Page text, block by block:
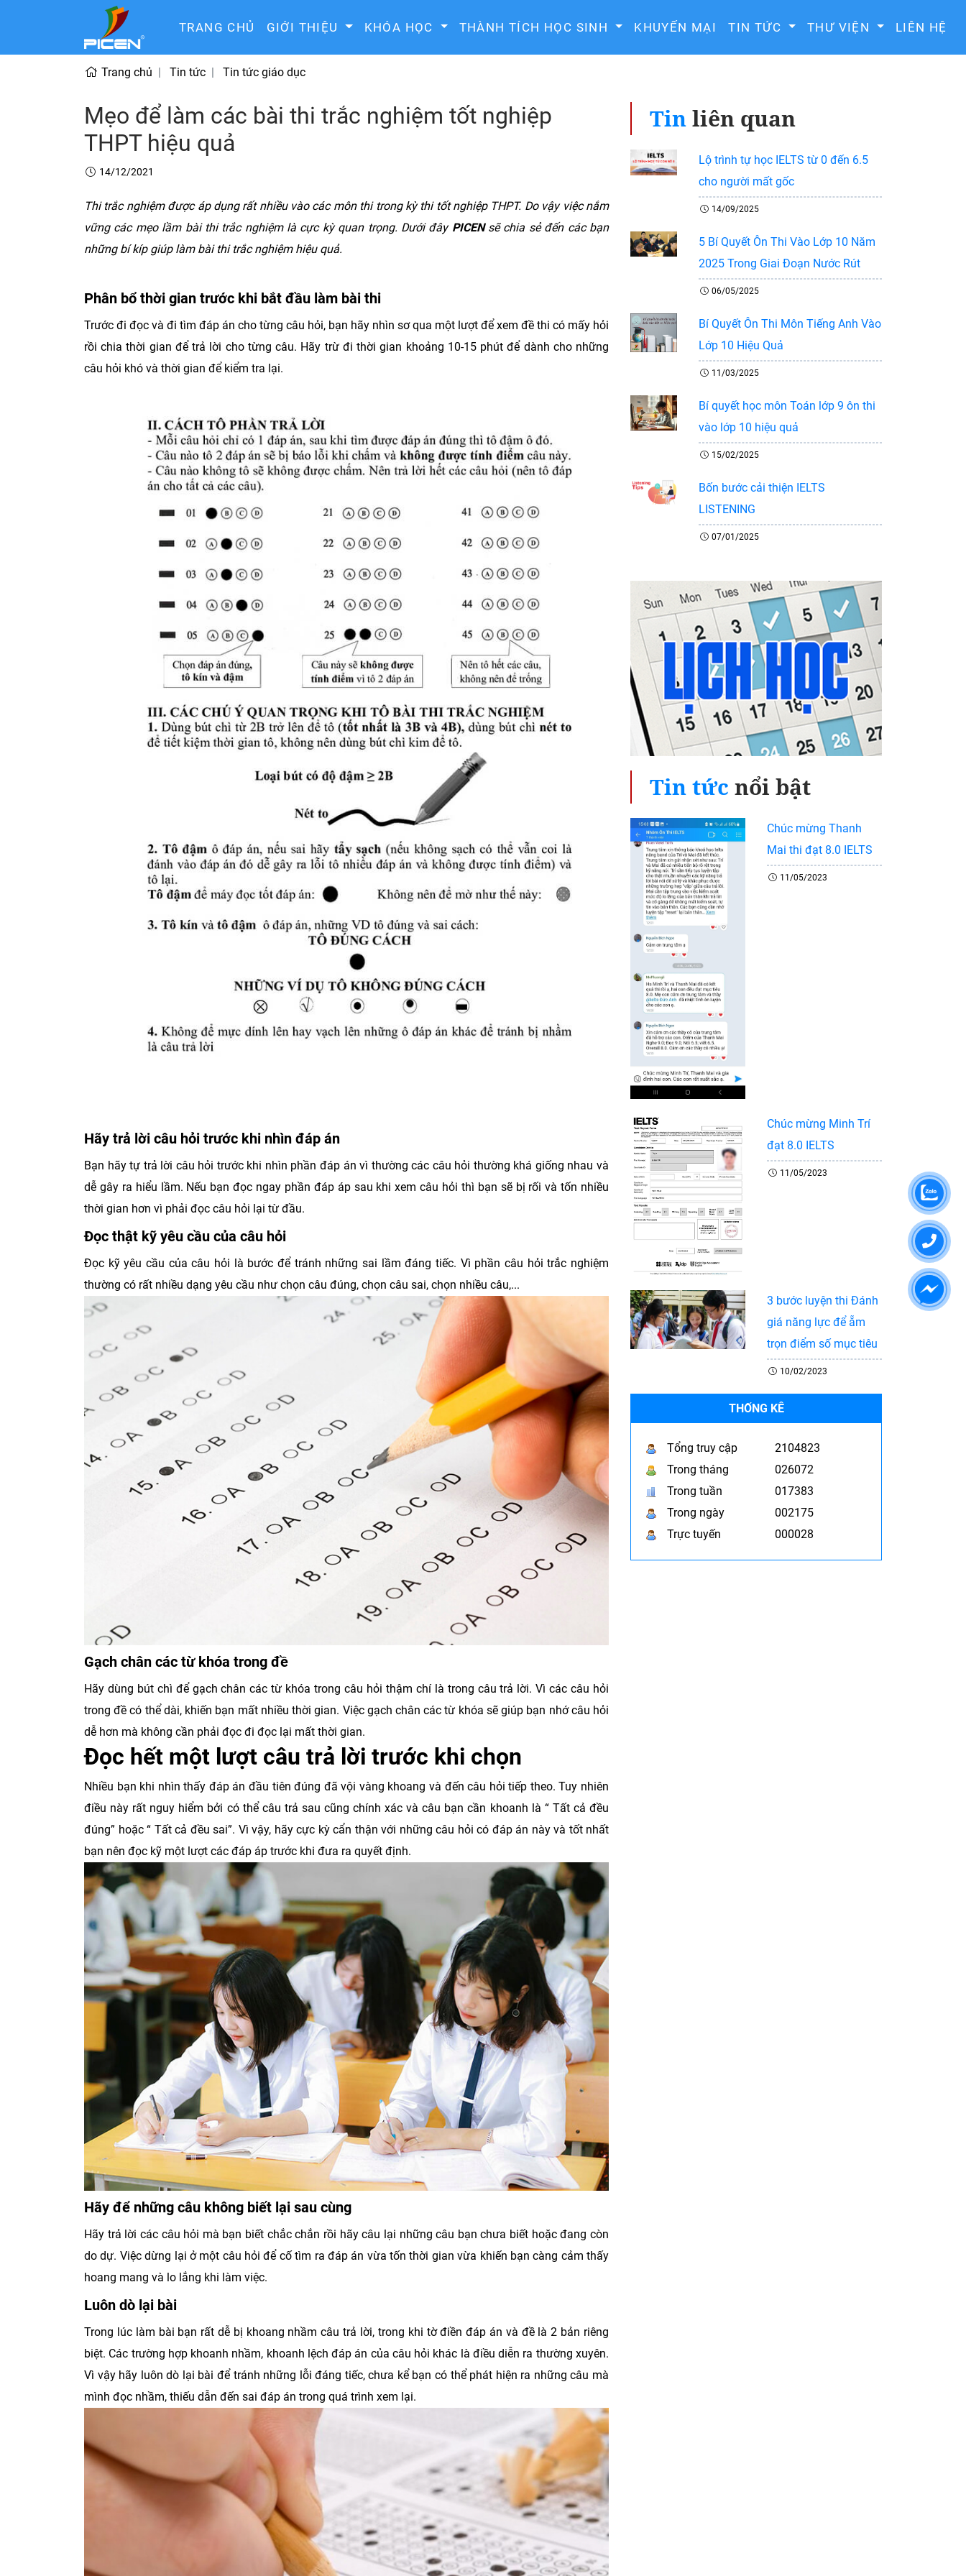
TRANG CHỦ GIỚI THIỆU KHÓA HỌC THÀNH TÍCH HỌC SINH KHUYẾN MẠI TIN TỨC THƯ VIỆN LIÊN HỆ
Trang chủ Tin tức Tin tức giáo dục
Mẹo để làm các bài thi trắc nghiệm tốt nghiệp
THPT hiệu quả
14/12/2021
Thi trắc nghiệm được áp dụng rất nhiều vào các môn thi trong kỳ thi tốt nghiệp THPT. Do vậy việc nắm
vững các mẹo lầm bài thi trắc nghiệm là cực kỳ quan trọng. Dưới đây PICENsẽ chia sẻ đến các bạn
những bí kíp giúp làm bài thi trắc nghiệm hiệu quả.
Phân bổ thời gian trước khi bắt đầu làm bài thi
Trước đi đọc và đi tìm đáp án cho từng câu hỏi, bạn hãy nhìn sơ qua một lượt để xem đề thi có mấy hỏi
rồi chia thời gian để trả lời cho từng câu. Hãy trừ đi thời gian khoảng 10-15 phút để dành cho những
câu hỏi khó và thời gian để kiểm tra lại.
Hãy trả lời câu hỏi trước khi nhìn đáp án
Bạn hãy tự trả lời câu hỏi trước khi nhìn phần đáp án vì thường các câu hỏi thường khá giống nhau và
dễ gây ra hiểu lầm. Nếu bạn đọc ngay phần đáp áp sau khi xem câu hỏi thì bạn sẽ bị rối và tốn nhiều
thời gian hơn vì phải đọc câu hỏi lại từ đầu.
Đọc thật kỹ yêu cầu của câu hỏi
Đọc kỹ yêu cầu của câu hỏi là bước để tránh những sai lầm đáng tiếc. Vì phần câu hỏi trắc nghiệm
thường có rất nhiều dạng yêu cầu như chọn câu đúng, chọn câu sai, chọn nhiều câu,...
Gạch chân các từ khóa trong đề
Hãy dùng bút chì để gạch chân các từ khóa trong câu hỏi thậm chí là trong câu trả lời. Vì các câu hỏi
trong đề có thể dài, khiến bạn mất nhiều thời gian. Việc gạch chân các từ khóa sẽ giúp bạn nhớ câu hỏi
dễ hơn mà không cần phải đọc đi đọc lại mất thời gian.
Đọc hết một lượt câu trả lời trước khi chọn
Nhiều bạn khi nhìn thấy đáp án đầu tiên đúng đã vội vàng khoang và đến câu hỏi tiếp theo. Tuy nhiên
điều này rất nguy hiểm bởi có thể câu trả sau cũng chính xác và câu bạn cần khoanh là “ Tất cả đều
đúng” hoặc “ Tất cả đều sai”. Vì vậy, hãy cực kỳ cẩn thận với những câu hỏi có đáp án này và tốt nhất
bạn nên đọc kỹ một lượt các đáp áp trước khi đưa ra quyết định.
Hãy để những câu không biết lại sau cùng
Hãy trả lời các câu hỏi mà bạn biết chắc chắn rồi hãy câu lại những câu bạn chưa biết hoặc đang còn
do dự. Việc dừng lại ở một câu hỏi để cố tìm ra đáp án vừa tốn thời gian vừa khiến bạn càng cảm thấy
hoang mang và lo lắng khi làm việc.
Luôn dò lại bài
Trong lúc làm bài bạn rất dễ bị khoang nhầm câu trả lời, trong khi tờ điền đáp án và đề là 2 bản riêng
biệt. Các trường hợp khoanh nhầm, khoanh lệch đáp án của câu hỏi khác là điều diễn ra thường xuyên.
Vì vậy hãy luôn dò lại bài để tránh những lỗi đáng tiếc, chưa kể bạn có thể phát hiện ra những câu mà
mình đọc nhầm, thiếu dẫn đến sai đáp án trong quá trình xem lại.
Tinliên quan
Lộ trình tự học IELTS từ 0 đến 6.5
cho người mất gốc
14/09/2025
5 Bí Quyết Ôn Thi Vào Lớp 10 Năm
2025 Trong Giai Đoạn Nước Rút
06/05/2025
Bí Quyết Ôn Thi Môn Tiếng Anh Vào
Lớp 10 Hiệu Quả
11/03/2025
Bí quyết học môn Toán lớp 9 ôn thi
vào lớp 10 hiệu quả
15/02/2025
Bốn bước cải thiện IELTS
LISTENING
07/01/2025
Tin tức nổi bật
Chúc mừng Thanh
Mai thi đạt 8.0 IELTS
11/05/2023
Chúc mừng Minh Trí
đạt 8.0 IELTS
11/05/2023
3 bước luyện thi Đánh
giá năng lực để ẵm
trọn điểm số mục tiêu
10/02/2023
THỐNG KÊ
Tổng truy cập
2104823
Trong tháng
026072
Trong tuần
017383
Trong ngày
002175
Trực tuyến
000028